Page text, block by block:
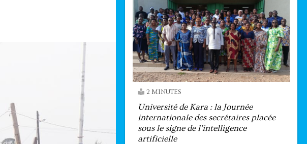
2 MINUTES
Université de Kara : la Journée
internationale des secrétaires placée
sous le signe de l’intelligence
artificielle